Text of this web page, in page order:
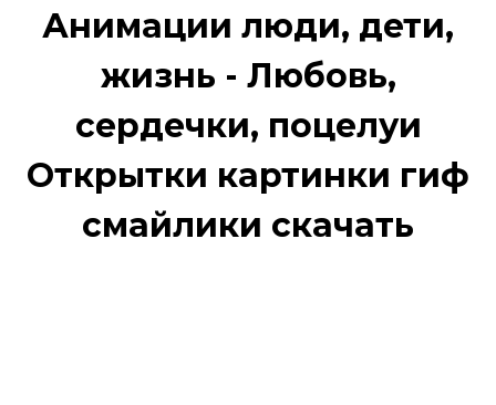
Анимации люди, дети,
жизнь - Любовь,
сердечки, поцелуи
Открытки картинки гиф
смайлики скачать